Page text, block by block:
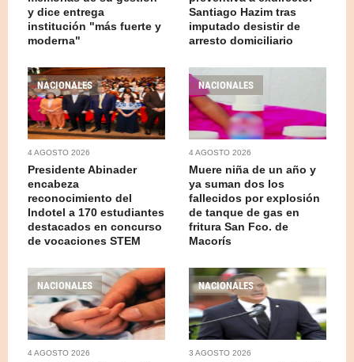
y dice entrega
institución "más fuerte y
moderna"
Santiago Hazim tras
imputado desistir de
arresto domiciliario
NACIONALES
4 AGOSTO 2026
Presidente Abinader
encabeza
reconocimiento del
Indotel a 170 estudiantes
destacados en concurso
de vocaciones STEM
NACIONALES
4 AGOSTO 2026
Muere niña de un año y
ya suman dos los
fallecidos por explosión
de tanque de gas en
fritura San Fco. de
Macorís
NACIONALES
4 AGOSTO 2026
NACIONALES
3 AGOSTO 2026